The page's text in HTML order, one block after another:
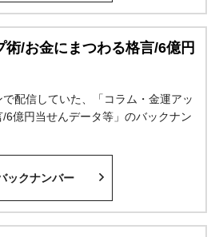
術/お金にまつわる格言/6億円
配信していた、「コラム・金運アッ
6億円当せんデータ等」のバックナン
ックナンバー